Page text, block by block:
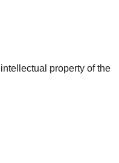
налог
property of the